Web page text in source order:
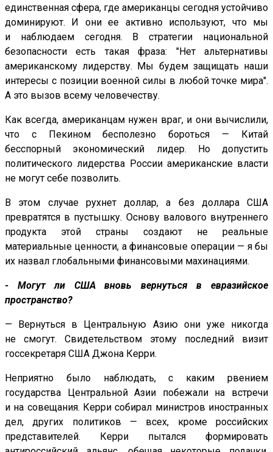
единственная сфера, где американцы сегодня устойчиво
доминируют. И они ее активно используют, что мы
и наблюдаем сегодня. В стратегии национальной
безопасности есть такая фраза: "Нет альтернативы
американскому лидерству. Мы будем защищать наши
интересы с позиции военной силы в любой точке мира".
А это вызов всему человечеству.
Как всегда, американцам нужен враг, и они вычислили,
что с Пекином бесполезно бороться — Китай
бесспорный экономический лидер. Но допустить
политического лидерства России американские власти
не могут себе позволить.
В этом случае рухнет доллар, а без доллара США
превратятся в пустышку. Основу валового внутреннего
продукта этой страны создают не реальные
материальные ценности, а финансовые операции — я бы
их назвал глобальными финансовыми махинациями.
- Могут ли США вновь вернуться в евразийское
пространство?
— Вернуться в Центральную Азию они уже никогда
не смогут. Свидетельством этому последний визит
госсекретаря США Джона Керри.
Неприятно было наблюдать, с каким рвением
государства Центральной Азии побежали на встречи
и на совещания. Керри собирал министров иностранных
дел, других политиков — всех, кроме российских
представителей. Керри пытался формировать